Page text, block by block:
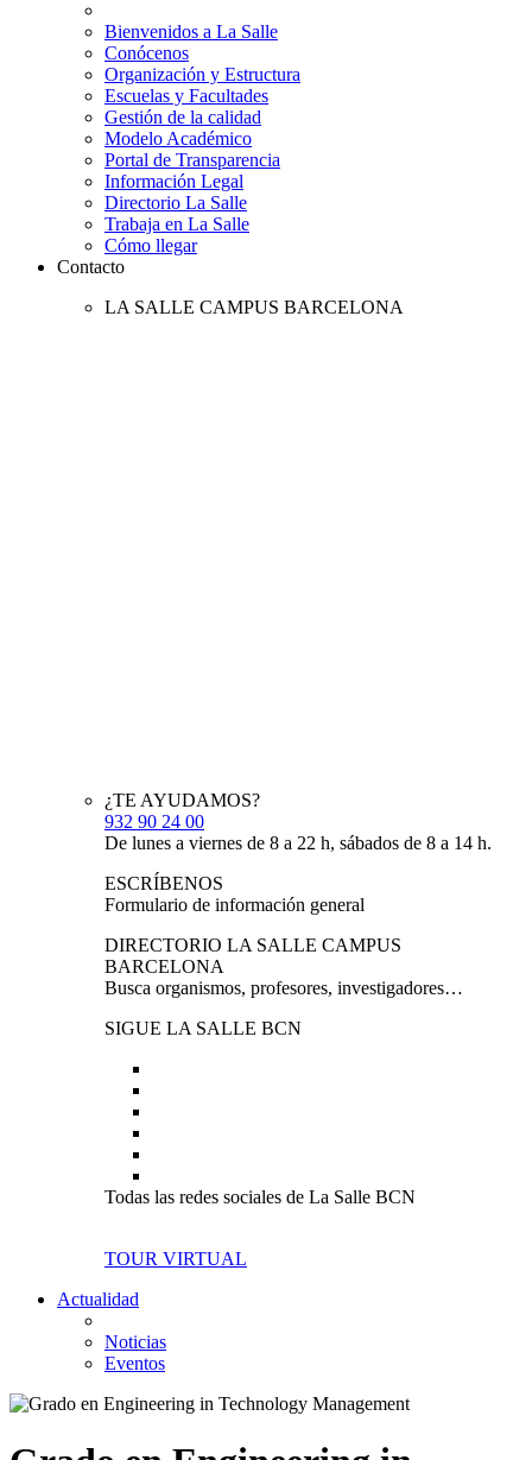
Bienvenidos a La Salle
Conócenos
Organización y Estructura
Escuelas y Facultades
Gestión de la calidad
Modelo Académico
Portal de Transparencia
Información Legal
Directorio La Salle
Trabaja en La Salle
Cómo llegar
Contacto
LA SALLE CAMPUS BARCELONA
¿TE AYUDAMOS?
932 90 24 00
De lunes a viernes de 8 a 22 h, sábados de 8 a 14 h.
ESCRÍBENOS
Formulario de información general
DIRECTORIO LA SALLE CAMPUS
BARCELONA
Busca organismos, profesores, investigadores…
SIGUE LA SALLE BCN
Todas las redes sociales de La Salle BCN
TOUR VIRTUAL
Actualidad
Noticias
Eventos